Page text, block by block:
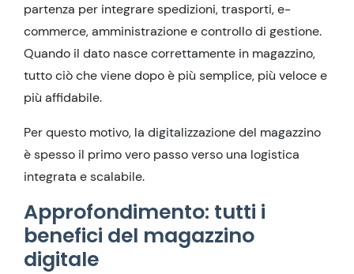
partenza per integrare spedizioni, trasporti, e-
commerce, amministrazione e controllo di gestione.
Quando il dato nasce correttamente in magazzino,
tutto ciò che viene dopo è più semplice, più veloce e
più affidabile.
Per questo motivo, la digitalizzazione del magazzino
è spesso il primo vero passo verso una logistica
integrata e scalabile.
Approfondimento: tutti i
benefici del magazzino
digitale